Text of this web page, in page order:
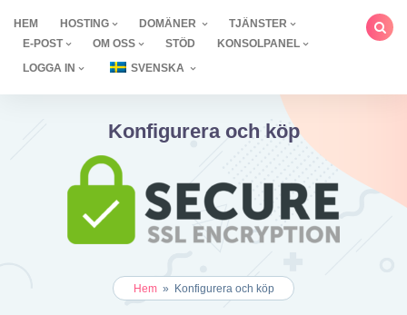
innehåll
HEM HOSTING DOMÄNER
TJÄNSTER
E-POST
OM OSS STÖD
KONSOLPANEL
LOGGA IN
SVENSKA
Konfigurera och köp
Hem» Konfigurera och köp